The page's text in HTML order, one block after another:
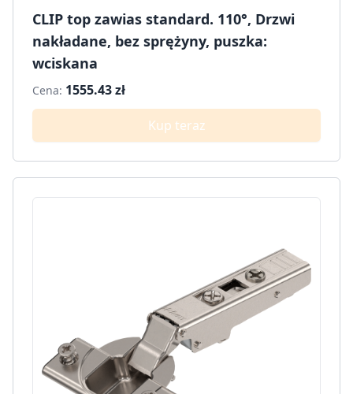
CLIP top zawias standard. 110°, Drzwi
nakładane, bez sprężyny, puszka:
wciskana
Cena: 1555.43 zł
Kup teraz